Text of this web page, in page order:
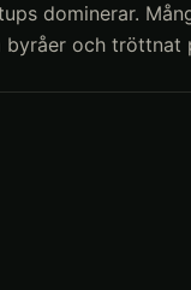
dominerar.
byråer och tröttnat